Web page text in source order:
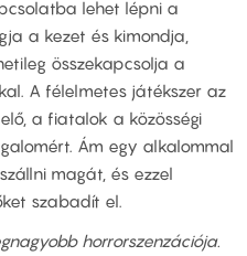
lehet lépni a
a kezet és kimondja,
összekapcsolja a
A félelmetes játékszer az
a fiatalok a közösségi
Ám egy alkalommal
magát, és ezzel
szabadít el.
horrorszenzációja.